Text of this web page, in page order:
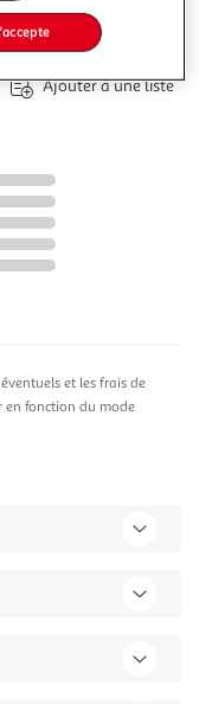
au panier
Ajouter à une liste
et les frais de
en fonction du mode